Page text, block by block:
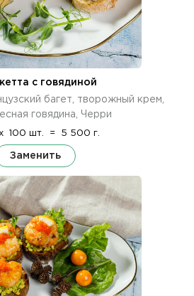
с говядиной
багет, творожный крем,
говядина, Черри
100 шт. = 5 500 г.
Заменить